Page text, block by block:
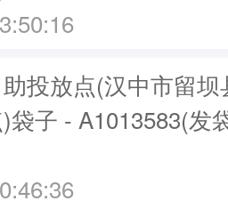
投放点(汉中市留
袋子 - A1013583(发